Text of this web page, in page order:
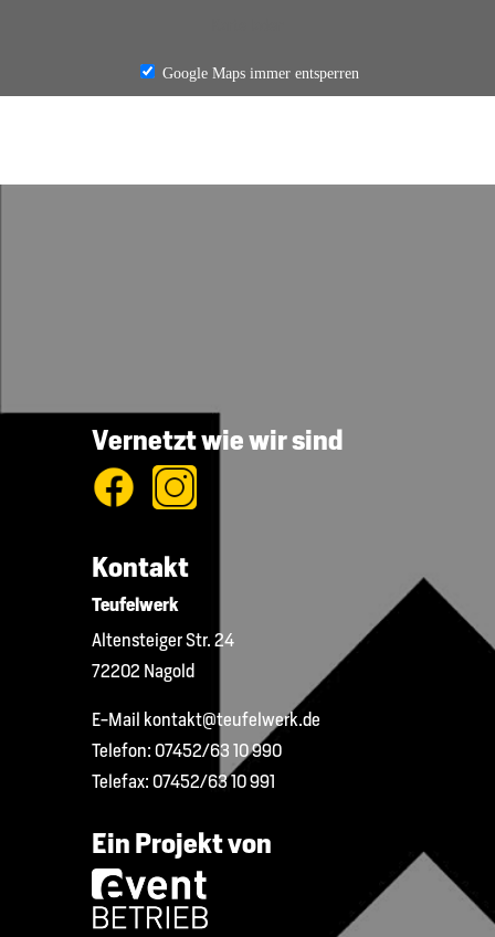
Google Maps immer entsperren
Vernetzt wie wir sind
Kontakt
Teufelwerk
Altensteiger Str. 24
72202 Nagold
E-Mail kontakt@teufelwerk.de
Telefon:07452/63 10 990
Telefax:07452/63 10 991
Ein Projekt von